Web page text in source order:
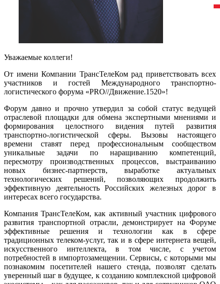
Уважаемые коллеги!
От имени Компании ТрансТелеКом рад приветствовать всех
участников и гостей Международного транспортно-
логистического форума «PRO//Движение.1520»!
Форум давно и прочно утвердил за собой статус ведущей
отраслевой площадки для обмена экспертными мнениями и
формирования целостного видения путей развития
транспортно-логистической сферы. Вызовы настоящего
времени ставят перед профессиональным сообществом
уникальные задачи по наращиванию компетенций,
пересмотру производственных процессов, выстраиванию
новых бизнес-партнерств, выработке актуальных
технологических решений, позволяющих продолжить
эффективную деятельность Российских железных дорог в
интересах всего государства.
Компания ТрансТелеКом, как активный участник цифрового
развития транспортной отрасли, демонстрирует на Форуме
эффективные решения и технологии как в сфере
традиционных телеком-услуг, так и в сфере интернета вещей,
искусственного интеллекта, в том числе, с учетом
потребностей в импортозамещении. Сервисы, с которыми мы
познакомим посетителей нашего стенда, позволят сделать
уверенный шаг в будущее, к созданию комплексной цифровой